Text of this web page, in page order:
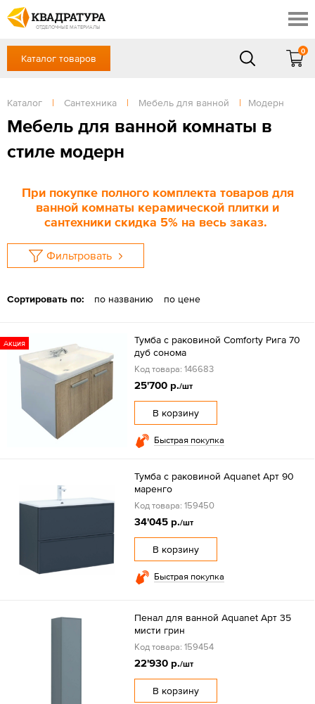
ОТДЕЛОЧНЫЕ МАТЕРИАЛЫ
Профи
Контакты
Доставка и оплата
Выставочный зал
Готовые решения
Отзывы
+7 (861) 217-94-70
Сб, Вс — выходной
ЗАКАЗАТЬ ЗВОНОК
Вход / Регистрация
Каталог товаров
0
Каталог | Сантехника | Мебель для ванной | Модерн
Мебель для ванной комнаты в
стиле модерн
При покупке полного комплекта товаров для
ванной комнаты керамической плитки и
сантехники скидка 5% на весь заказ.
Фильтровать
Сортировать по: по названию по цене
Акция
Тумба с раковиной Comforty Рига 70
дуб сонома
Код товара: 146683
25'700 р./шт
В корзину
Быстрая покупка
Тумба с раковиной Aquanet Арт 90
маренго
Код товара: 159450
34'045 р./шт
В корзину
Быстрая покупка
Пенал для ванной Aquanet Арт 35
мисти грин
Код товара: 159454
22'930 р./шт
В корзину